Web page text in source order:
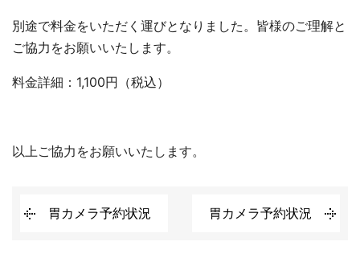
別途で料金をいただく運びとなりました。皆様のご理解と
ご協力をお願いいたします。
料金詳細：1,100円（税込）
以上ご協力をお願いいたします。
胃カメラ予約状況 胃カメラ予約状況